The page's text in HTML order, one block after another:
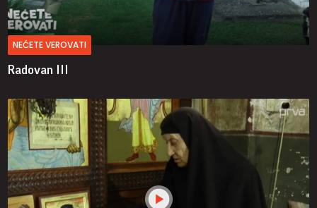
NEĆETE VEROVATI
Radovan III